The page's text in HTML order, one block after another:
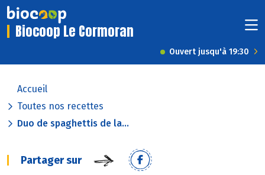
Biocoop Le Cormoran
Ouvert jusqu'à 19:30
Accueil
Toutes nos recettes
Duo de spaghettis de la...
Partager sur